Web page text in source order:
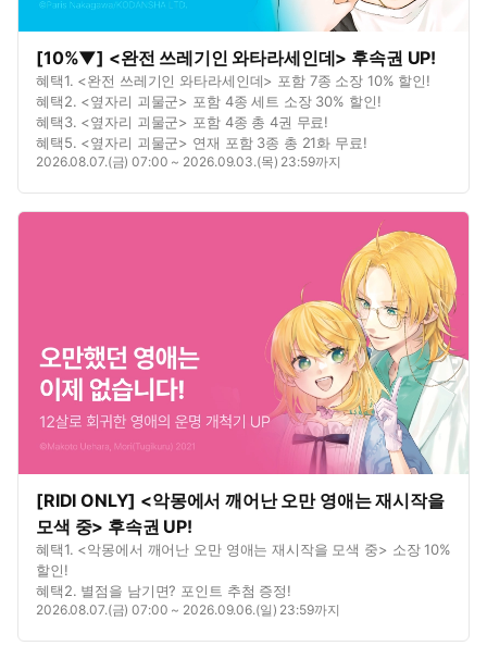
[10%▼] <완전 쓰레기인 와타라세인데> 후속권 UP!
혜택1. <완전 쓰레기인 와타라세인데> 포함 7종 소장 10% 할인!
혜택2. <옆자리 괴물군> 포함 4종 세트 소장 30% 할인!
혜택3. <옆자리 괴물군> 포함 4종 총 4권 무료!
혜택5. <옆자리 괴물군> 연재 포함 3종 총 21화 무료!
2026.08.07.(금) 07:00 ~ 2026.09.03.(목) 23:59까지
[RIDI ONLY] <악몽에서 깨어난 오만 영애는 재시작을
모색 중> 후속권 UP!
혜택1. <악몽에서 깨어난 오만 영애는 재시작을 모색 중> 소장 10%
할인!
혜택2. 별점을 남기면? 포인트 추첨 증정!
2026.08.07.(금) 07:00 ~ 2026.09.06.(일) 23:59까지